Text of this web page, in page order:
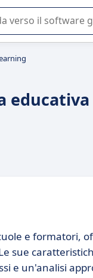
di un software SaaS
e formatori,
sue
e un'analisi